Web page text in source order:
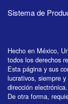
Sistema de
Hecho en México,
todos los derechos
Esta página y sus
lucrativos, siempre
dirección electrónica.
De otra forma,